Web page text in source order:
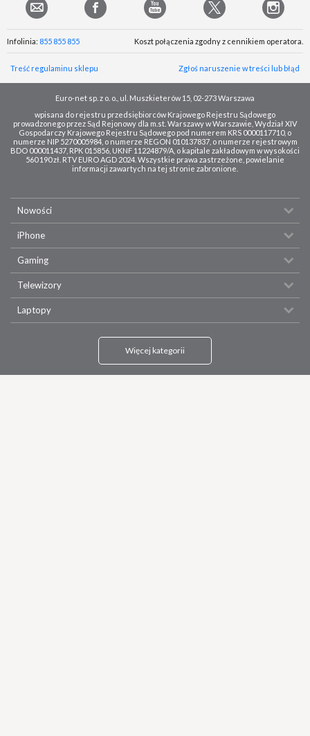
Infolinia: 855 855 855 Koszt połączenia zgodny z cennikiem operatora.
Treść regulaminu sklepu Zgłoś naruszenie w treści lub błąd
Euro-net sp. z o. o., ul. Muszkieterów 15, 02-273 Warszawa
wpisana do rejestru przedsiębiorców Krajowego Rejestru Sądowego
prowadzonego przez Sąd Rejonowy dla m.st. Warszawy w Warszawie, Wydział XIV
Gospodarczy Krajowego Rejestru Sądowego pod numerem KRS 0000117710, o
numerze NIP 5270005984, o numerze REGON 010137837, o numerze rejestrowym
BDO 000011437, RPK 015856, UKNF 11224879/A, o kapitale zakładowym w wysokości
560 190 zł. RTV EURO AGD 2024. Wszystkie prawa zastrzeżone, powielanie
informacji zawartych na tej stronie zabronione.
Nowości
iPhone
Gaming
Telewizory
Laptopy
Więcej kategorii